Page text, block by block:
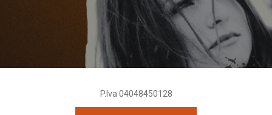
P.Iva 04048450128